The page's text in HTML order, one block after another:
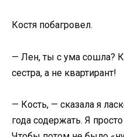
Костя побагровел.
— Лен, ты с ума сошла?
сестра, а не квартирант!
— Кость, — сказала я
года содержать. Я